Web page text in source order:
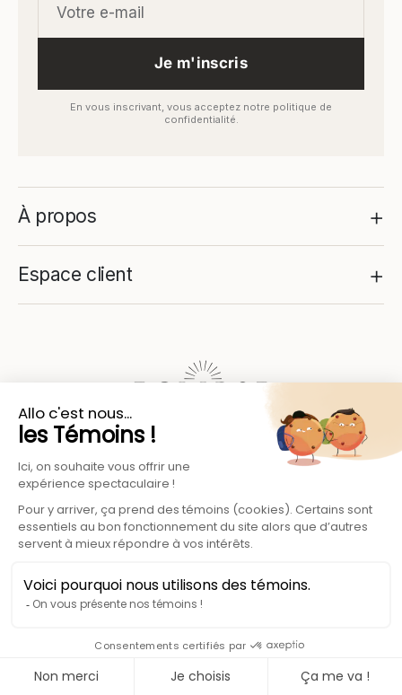
Je m'inscris
En vous inscrivant, vous acceptez notre politique de
confidentialité.
À propos +
Espace client +
L'expertise beauté et bien-être de vos jambes.
© 2026 Eclipse Groupe - Paris, France
Méthodes de paiement
Paiements 100% sécurisés et protégés